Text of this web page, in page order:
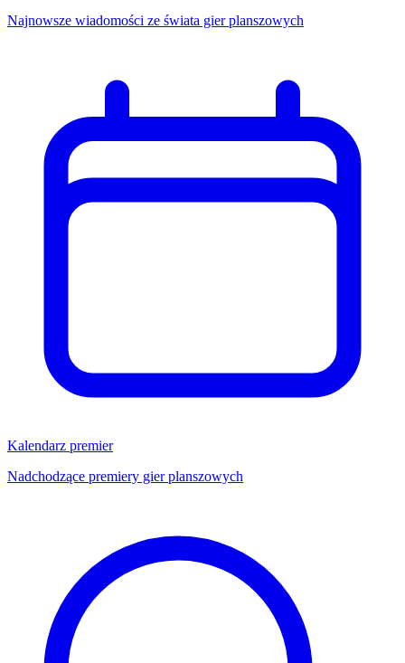
Najnowsze wiadomości ze świata gier planszowych
Kalendarz premier
Nadchodzące premiery gier planszowych